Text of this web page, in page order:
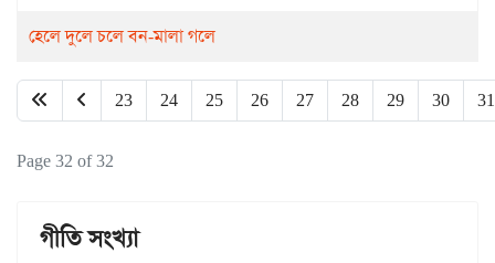
হেলে দুলে চলে বন-মালা গলে
23 24 25 26 27 28 29 30 31
Page 32 of 32
গীতি সংখ্যা